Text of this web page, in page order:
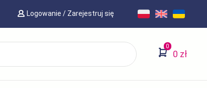
Logowanie / Zarejestruj się
0
0 zł